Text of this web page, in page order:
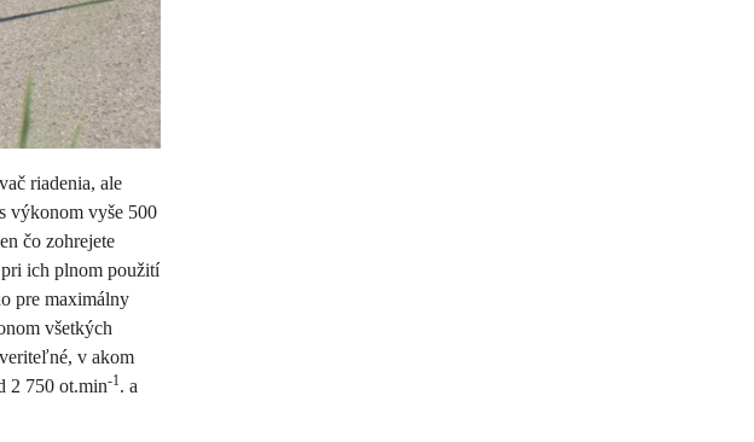
riadenia, ale
výkonom vyše 500
čo zohrejete
ich plnom použití
pre maximálny
všetkých
v akom
2 750 ot.min-1 . a